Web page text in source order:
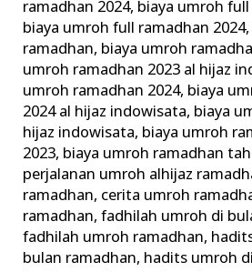
ramadhan 2024, biaya umroh
biaya umroh full ramadhan 2024,
ramadhan, biaya umroh
umroh ramadhan 2023 al hijaz
umroh ramadhan 2024, biaya
2024 al hijaz indowisata, biaya
hijaz indowisata, biaya umroh
2023, biaya umroh ramadhan
perjalanan umroh alhijaz
ramadhan, cerita umroh
ramadhan,fadhilah umroh di
fadhilah umroh ramadhan,
bulan ramadhan, hadits umroh